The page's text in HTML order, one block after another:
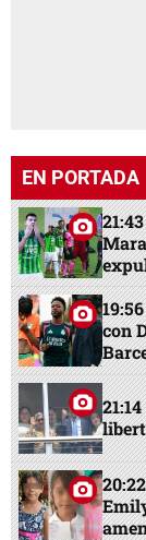
EN PORTADA
con